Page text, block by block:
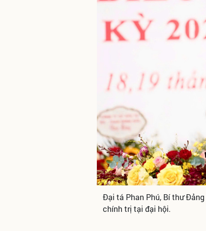
Đại tá Phan Phú, Bí thư
chính trị tại đại hội.